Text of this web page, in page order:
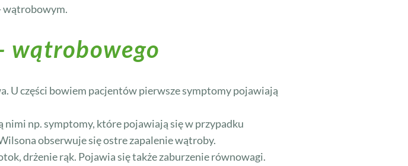
wątrobowym.
wątrobowego
U części bowiem pacjentów pierwsze symptomy pojawiają
nimi np. symptomy, które pojawiają się w przypadku
obserwuje się ostre zapalenie wątroby.
drżenie rąk. Pojawia się także zaburzenie równowagi.